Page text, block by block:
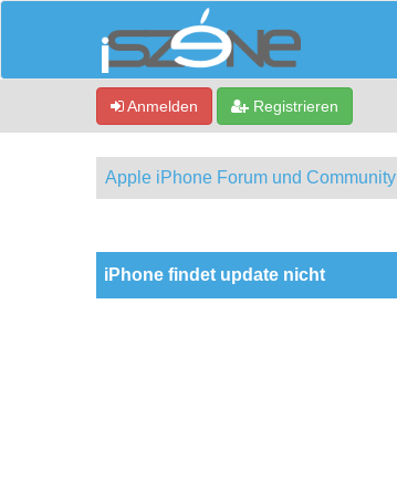
Anmelden Registrieren
Apple iPhone Forum und Community
iPhone findet update nicht